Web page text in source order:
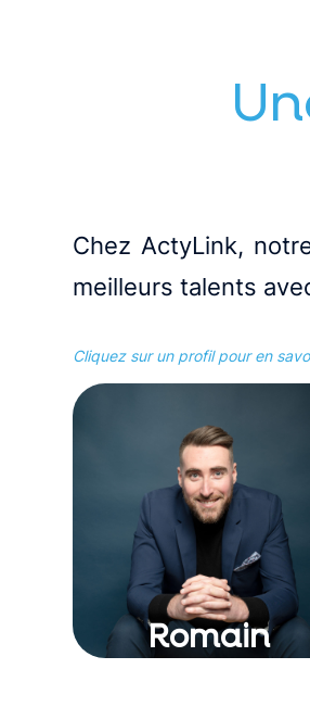
Chez ActyLink,
meilleurs talents
Cliquez sur un profil pour en
Romain